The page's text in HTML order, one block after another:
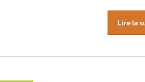
Lire la